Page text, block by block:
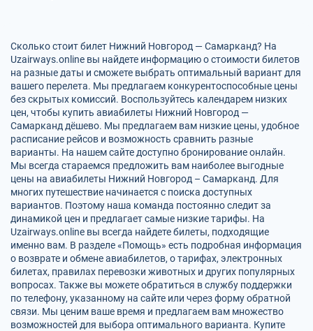
Сколько стоит билет Нижний Новгород — Самарканд? На
Uzairways.online вы найдете информацию о стоимости билетов
на разные даты и сможете выбрать оптимальный вариант для
вашего перелета. Мы предлагаем конкурентоспособные цены
без скрытых комиссий. Воспользуйтесь календарем низких
цен, чтобы купить авиабилеты Нижний Новгород —
Самарканд дёшево. Мы предлагаем вам низкие цены, удобное
расписание рейсов и возможность сравнить разные
варианты. На нашем сайте доступно бронирование онлайн.
Мы всегда стараемся предложить вам наиболее выгодные
цены на авиабилеты Нижний Новгород – Самарканд. Для
многих путешествие начинается с поиска доступных
вариантов. Поэтому наша команда постоянно следит за
динамикой цен и предлагает самые низкие тарифы. На
Uzairways.online вы всегда найдете билеты, подходящие
именно вам. В разделе «Помощь» есть подробная информация
о возврате и обмене авиабилетов, о тарифах, электронных
билетах, правилах перевозки животных и других популярных
вопросах. Также вы можете обратиться в службу поддержки
по телефону, указанному на сайте или через форму обратной
связи. Мы ценим ваше время и предлагаем вам множество
возможностей для выбора оптимального варианта. Купите